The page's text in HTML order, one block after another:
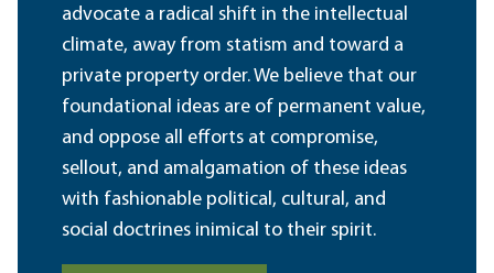
advocate a radical shift in the intellectual
climate, away from statism and toward a
private property order. We believe that our
foundational ideas are of permanent value,
and oppose all efforts at compromise,
sellout, and amalgamation of these ideas
with fashionable political, cultural, and
social doctrines inimical to their spirit.